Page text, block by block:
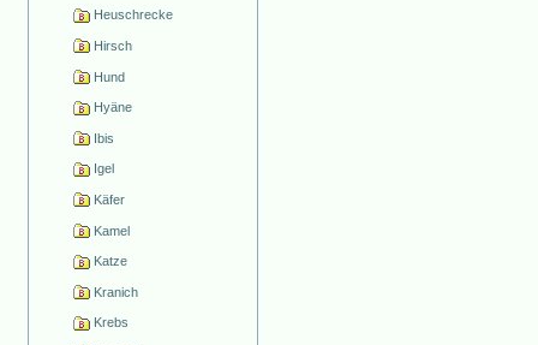
Heuschrecke
Hirsch
Hund
Hyäne
Ibis
Igel
Käfer
Kamel
Katze
Kranich
Krebs